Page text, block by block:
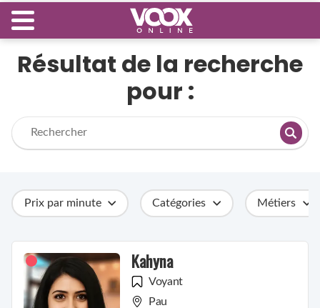
Résultat de la recherche
pour :
Prix par minute Catégories Métiers
Kahyna
Voyant
Pau